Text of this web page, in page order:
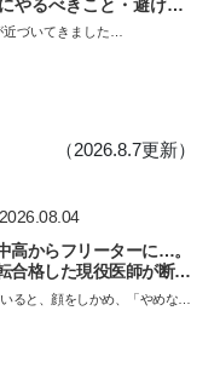
やるべきこと・避ける
づいてきました…
（2026.8.7更新）
2026.08.04
高からフリーターに…。
合格した現役医師が断言
勉強に役立った」そう考
ると、顔をしかめ、「やめなさ